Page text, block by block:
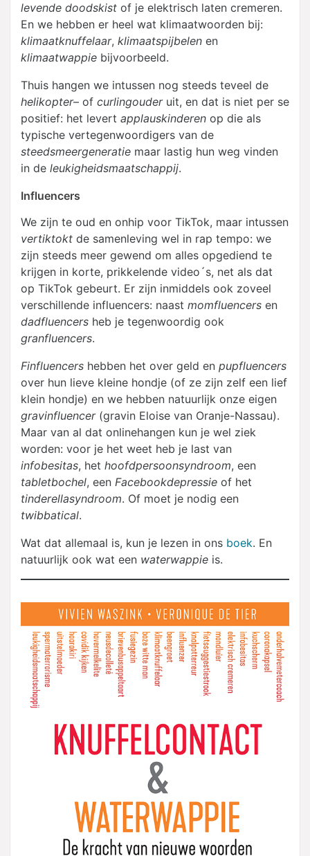
levende doodskist of je elektrisch laten cremeren.
En we hebben er heel wat klimaatwoorden bij:
klimaatknuffelaar, klimaatspijbelen en
klimaatwappie bijvoorbeeld.
Thuis hangen we intussen nog steeds teveel de
helikopter– of curlingouderuit, en dat is niet per se
positief: het levert applauskinderen op die als
typische vertegenwoordigers van de
steedsmeergeneratie maar lastig hun weg vinden
in de leukigheidsmaatschappij.
Influencers
We zijn te oud en onhip voor TikTok, maar intussen
vertiktokt de samenleving wel in rap tempo: we
zijn steeds meer gewend om alles opgediend te
krijgen in korte, prikkelende video´s, net als dat
op TikTok gebeurt. Er zijn inmiddels ook zoveel
verschillende influencers: naast momfluencers en
dadfluencers heb je tegenwoordig ook
granfluencers.
Finfluencers hebben het over geld en pupfluencers
over hun lieve kleine hondje (of ze zijn zelf een lief
klein hondje) en we hebben natuurlijk onze eigen
gravinfluencer(gravin Eloise van Oranje-Nassau).
Maar van al dat onlinehangen kun je wel ziek
worden: voor je het weet heb je last van
infobesitas, het hoofdpersoonsyndroom, een
tabletbochel, een Facebookdepressie of het
tinderellasyndroom. Of moet je nodig een
twibbatical.
Wat dat allemaal is, kun je lezen in ons boek. En
natuurlijk ook wat een waterwappie is.